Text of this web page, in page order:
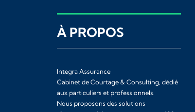
À PROPOS
Integra Assurance
Cabinet de Courtage & Consulting, dédié
aux particuliers et professionnels.
Nous proposons des solutions